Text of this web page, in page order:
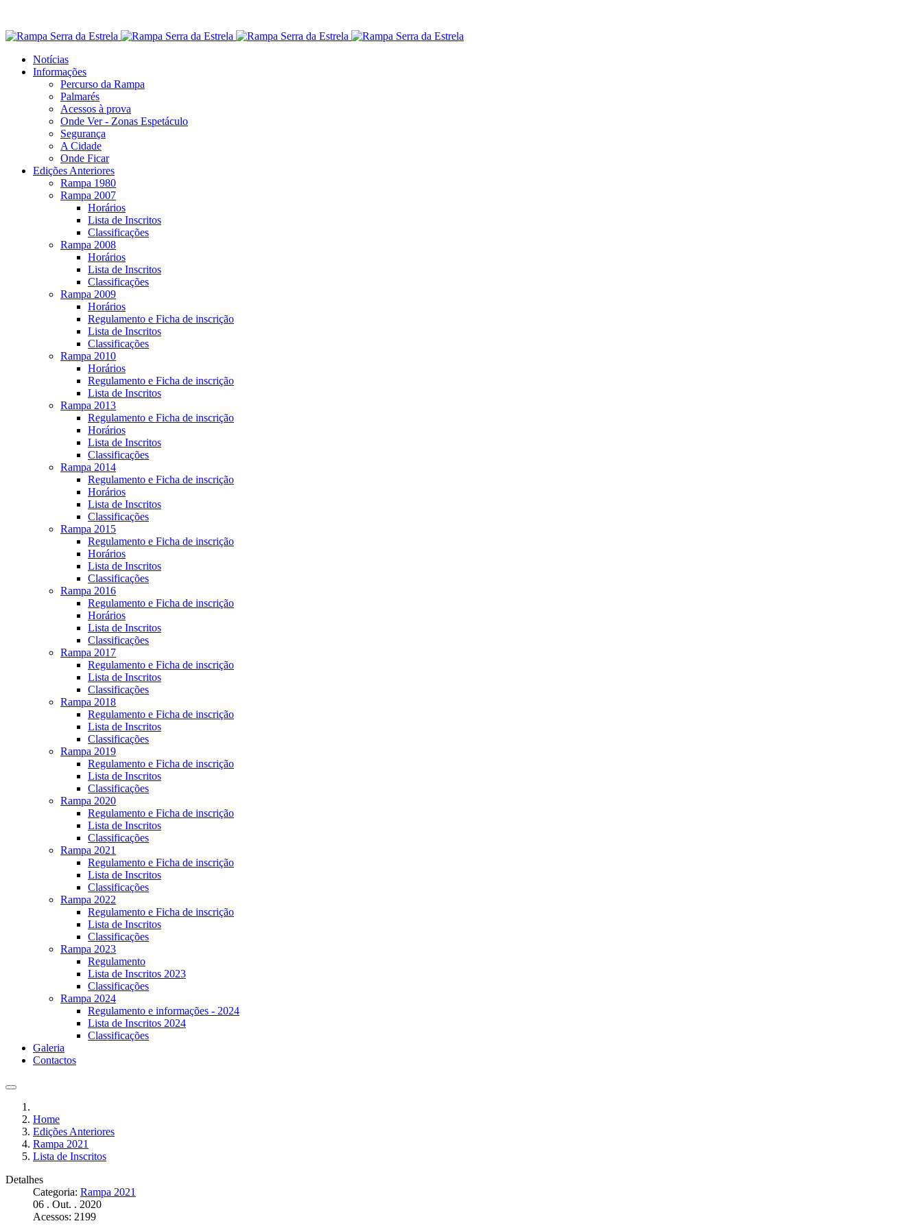
Notícias
Informações
Percurso da Rampa
Palmarés
Acessos à prova
Onde Ver - Zonas Espetáculo
Segurança
A Cidade
Onde Ficar
Edições Anteriores
Rampa 1980
Rampa 2007
Horários
Lista de Inscritos
Classificações
Rampa 2008
Horários
Lista de Inscritos
Classificações
Rampa 2009
Horários
Regulamento e Ficha de inscrição
Lista de Inscritos
Classificações
Rampa 2010
Horários
Regulamento e Ficha de inscrição
Lista de Inscritos
Rampa 2013
Regulamento e Ficha de inscrição
Horários
Lista de Inscritos
Classificações
Rampa 2014
Regulamento e Ficha de inscrição
Horários
Lista de Inscritos
Classificações
Rampa 2015
Regulamento e Ficha de inscrição
Horários
Lista de Inscritos
Classificações
Rampa 2016
Regulamento e Ficha de inscrição
Horários
Lista de Inscritos
Classificações
Rampa 2017
Regulamento e Ficha de inscrição
Lista de Inscritos
Classificações
Rampa 2018
Regulamento e Ficha de inscrição
Lista de Inscritos
Classificações
Rampa 2019
Regulamento e Ficha de inscrição
Lista de Inscritos
Classificações
Rampa 2020
Regulamento e Ficha de inscrição
Lista de Inscritos
Classificações
Rampa 2021
Regulamento e Ficha de inscrição
Lista de Inscritos
Classificações
Rampa 2022
Regulamento e Ficha de inscrição
Lista de Inscritos
Classificações
Rampa 2023
Regulamento
Lista de Inscritos 2023
Classificações
Rampa 2024
Regulamento e informações - 2024
Lista de Inscritos 2024
Classificações
Galeria
Contactos
Home
Edições Anteriores
Rampa 2021
Lista de Inscritos
Detalhes
Categoria: Rampa 2021
06 . Out. . 2020
Acessos: 2199